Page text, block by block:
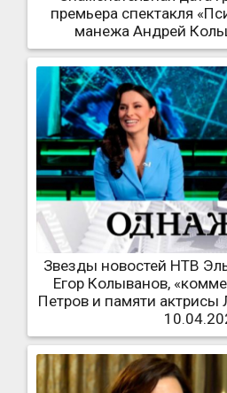
премьера спектакля
манежа Андрей
Звезды новостей НТВ
Егор Колыванов,
Петров и памяти